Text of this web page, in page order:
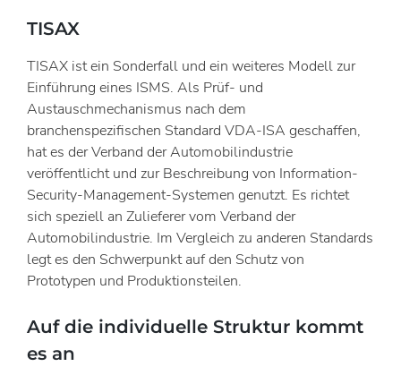
TISAX
TISAX ist ein Sonderfall und ein weiteres Modell zur
Einführung eines ISMS. Als Prüf- und
Austauschmechanismus nach dem
branchenspezifischen Standard VDA-ISA geschaffen,
hat es der Verband der Automobilindustrie
veröffentlicht und zur Beschreibung von Information-
Security-Management-Systemen genutzt. Es richtet
sich speziell an Zulieferer vom Verband der
Automobilindustrie. Im Vergleich zu anderen Standards
legt es den Schwerpunkt auf den Schutz von
Prototypen und Produktionsteilen.
Auf die individuelle Struktur kommt
es an